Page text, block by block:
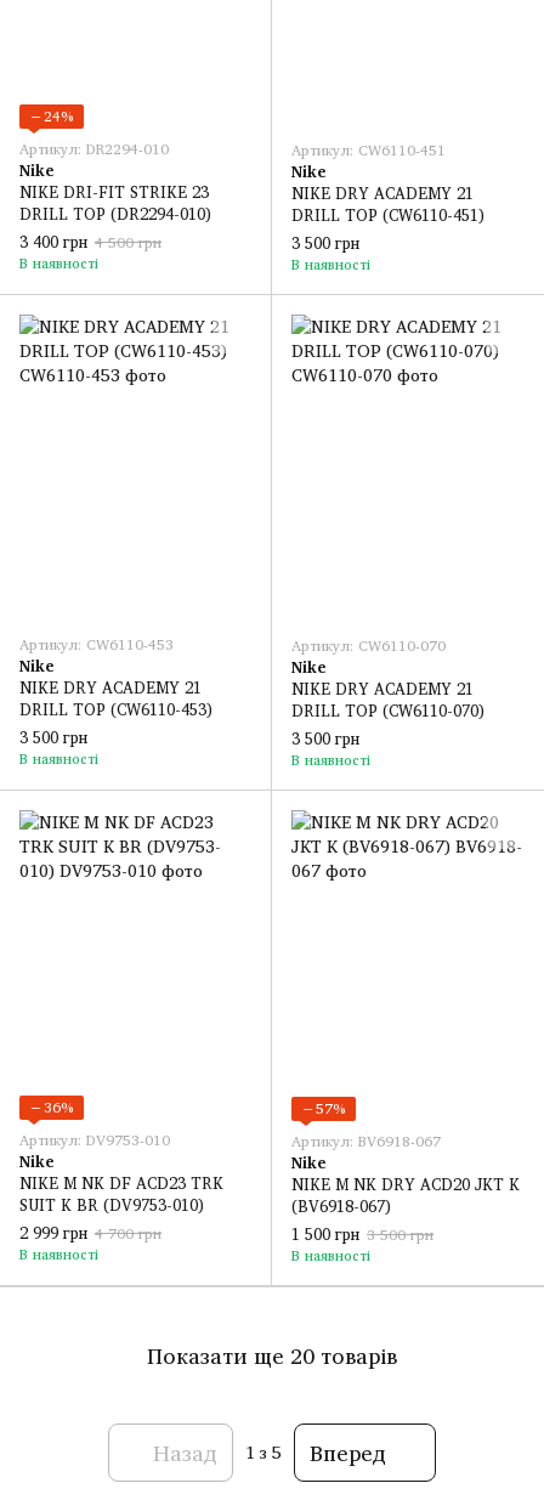
−24%
Артикул: DR2294-010
Nike
NIKE DRI-FIT STRIKE 23
DRILL TOP (DR2294-010)
3 400 грн 4 500 грн
В наявності
Артикул: CW6110-451
Nike
NIKE DRY ACADEMY 21
DRILL TOP (CW6110-451)
3 500 грн
В наявності
Артикул: CW6110-453
Nike
NIKE DRY ACADEMY 21
DRILL TOP (CW6110-453)
3 500 грн
В наявності
Артикул: CW6110-070
Nike
NIKE DRY ACADEMY 21
DRILL TOP (CW6110-070)
3 500 грн
В наявності
−36%
Артикул: DV9753-010
Nike
NIKE M NK DF ACD23 TRK
SUIT K BR (DV9753-010)
2 999 грн 4 700 грн
В наявності
−57%
Артикул: BV6918-067
Nike
NIKE M NK DRY ACD20 JKT K
(BV6918-067)
1 500 грн 3 500 грн
В наявності
Показати ще 20 товарів
Назад 1 з 5 Вперед